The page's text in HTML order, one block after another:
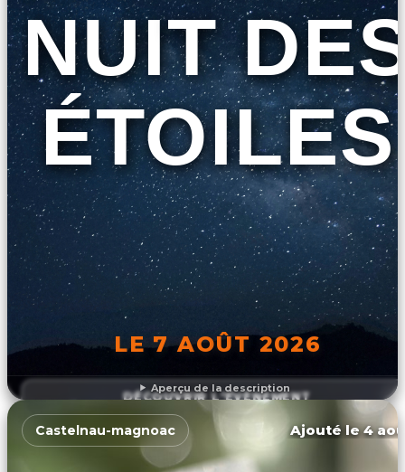
Aperçu de la description
NUIT
ÉTOILES
LE 7 AOÛT 2026
DÉCOUVRIR L'ÉVÉNEMENT
Castelnau-magnoac Ajouté le 4